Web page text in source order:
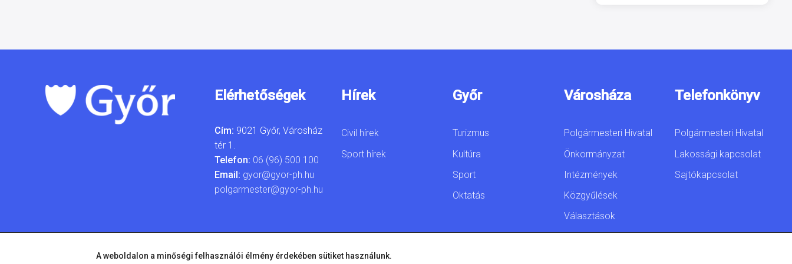
Elérhetőségek
Cím: 9021 Győr, Városház
tér 1.
Telefon: 06 (96) 500 100
Email: gyor@gyor-ph.hu
polgarmester@gyor-ph.hu
Hírek
Civil hírek
Sport hírek
Győr
Turizmus
Kultúra
Sport
Oktatás
Városháza
Polgármesteri Hivatal
Önkormányzat
Intézmények
Közgyűlések
Választások
Telefonkönyv
Polgármesteri Hivatal
Lakossági kapcsolat
Sajtókapcsolat
A weboldalon a minőségi felhasználói élmény érdekében sütiket használunk.